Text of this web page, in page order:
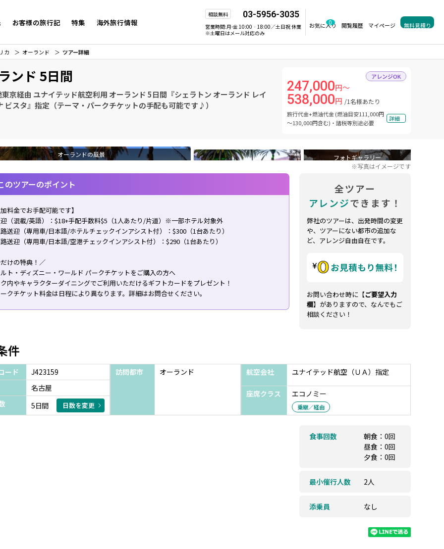
お客様の旅行記 特集 海外旅行情報
相談無料 03-5956-3035
営業時間:月-金 10:00‐18:00／土日祝 休業
※土曜日はメール対応のみ
お気に入り
0 閲覧履歴 マイページ 無料見積り
カ オーランド ツアー詳細
ンド 5日間
京経由 ユナイテッド航空利用 オーランド 5日間『シェラトン オーランド レイ
ビスタ』指定（テーマ・パークチケットの手配も可能です♪）
アレンジOK
247,000円～
538,000円 /1名様あたり
旅行代金+燃油代金 (燃油目安111,000円
～130,000円含む)・諸税等別途必要
詳細
オーランドの風景
フォトギャラリー
※写真はイメージです
のツアーのポイント
料金でお手配可能です】
（混載/英語）：$18+手配手数料$5（1人あたり/片道）※一部ホテル対象外
送迎（専用車/日本語/ホテルチェックインアシスト付）：$300（1台あたり）
送迎（専用車/日本語/空港チェックインアシスト付）：$290（1台あたり）
けの特典！／
ト・ディズニー・ワールド パークチケットをご購入の方へ
内やキャラクターダイニングでご利用いただけるギフトカードをプレゼント！
クチケット料金は日程により異なります。詳細はお問合せください。
全ツアー
アレンジできます！
弊社のツアーは、出発時間の変更
や、ツアーにない都市の追加な
ど、アレンジ自由自在です。
お問い合わせ時に【ご要望入力
欄】がありますので、なんでもご
相談ください！
件
ード
J423159
名古屋
5日間 日数を変更
訪問都市 オーランド 航空会社 ユナイテッド航空（ＵＡ）指定
座席クラス エコノミー
乗継／経由
食事回数
朝食：0回
昼食：0回
夕食：0回
最小催行人数 2人
添乗員 なし